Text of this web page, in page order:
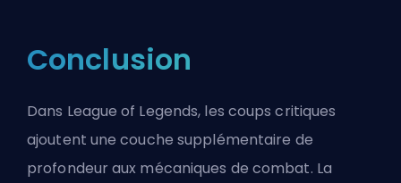
Conclusion
Dans League of Legends, les coups critiques
ajoutent une couche supplémentaire de
profondeur aux mécaniques de combat. La